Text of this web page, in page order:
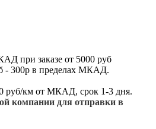
при заказе от 5000 руб
- 300р в пределах МКАД.
руб/км от МКАД, срок 1-3 дня.
компании для отправки в